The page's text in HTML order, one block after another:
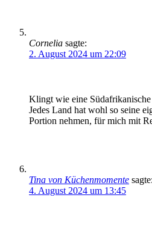
Cornelia sagte:
2. August 2024 um 22:09
Klingt wie eine
Jedes Land hat wohl so seine
Portion nehmen, für mich mit
Tina von Küchenmomente sagte:
4. August 2024 um 13:45